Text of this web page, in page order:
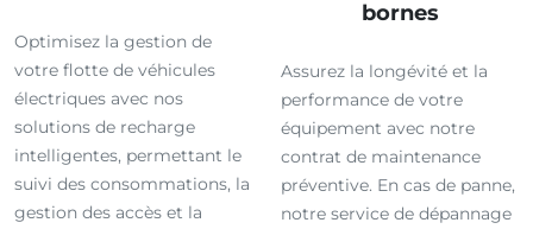
Optimisez la gestion de
votre flotte de véhicules
électriques avec nos
solutions de recharge
intelligentes, permettant le
suivi des consommations, la
gestion des accès et la
bornes
Assurez la longévité et la
performance de votre
équipement avec notre
contrat de maintenance
préventive. En cas de panne,
notre service de dépannage